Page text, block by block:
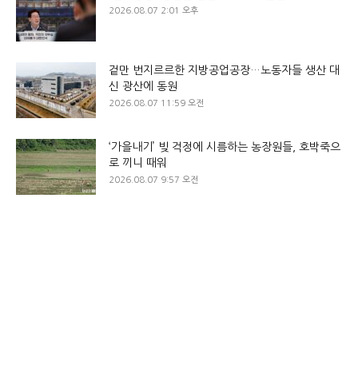
2026.08.07 2:01 오후
겉만 번지르르한 지방공업공장…노동자들 생산 대
신 광산에 동원
2026.08.07 11:59 오전
‘가을내기’ 빚 걱정에 시름하는 농장원들, 호박죽으
로 끼니 때워
2026.08.07 9:57 오전